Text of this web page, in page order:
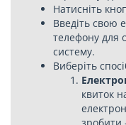
Натисніть
Введіть свою
телефону для
систему.
Виберіть
квиток
зробити